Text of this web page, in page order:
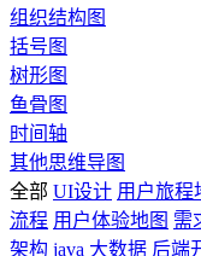
组织结构图
括号图
树形图
鱼骨图
时间轴
其他思维导图
全部 UI设计 用户旅程
流程 用户体验地图 需
架构 java 大数据 后端